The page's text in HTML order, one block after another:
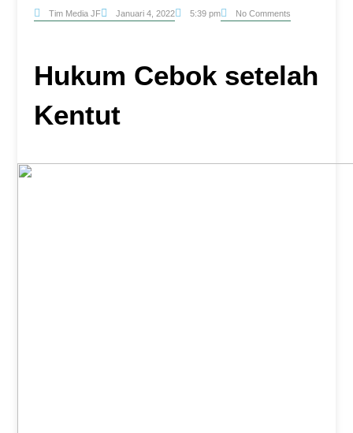
Tim Media JF Januari 4, 2022 5:39 pm No Comments
Hukum Cebok setelah
Kentut